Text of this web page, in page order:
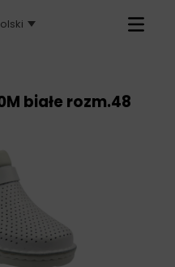
Primary
białe rozm.48